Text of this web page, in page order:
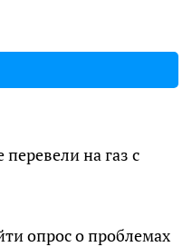
на газ с
опрос о проблемах